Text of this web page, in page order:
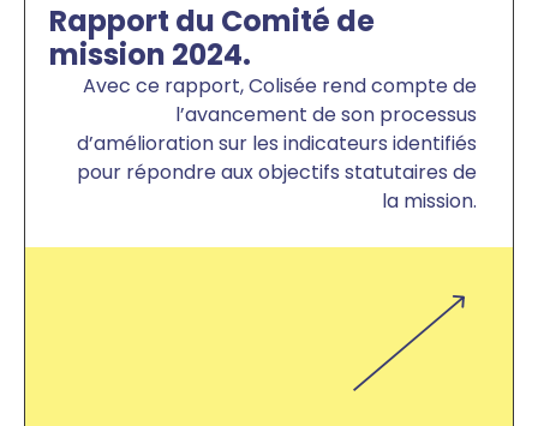
Rapport du Comité de
mission 2024.
Avec ce rapport, Colisée rend compte de
l’avancement de son processus
d’amélioration sur les indicateurs identifiés
pour répondre aux objectifs statutaires de
la mission.